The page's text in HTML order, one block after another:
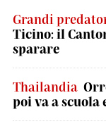
Grandi
Ticino: il
sparare
Thailandia
poi va a scuola